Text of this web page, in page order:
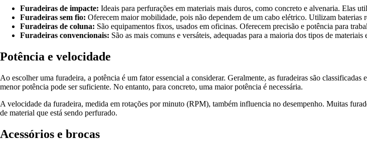
Furadeiras de impacte: Ideais para perfurações em materiais mais duros, como concreto e alvenaria. Elas
Furadeiras sem fio: Oferecem maior mobilidade, pois não dependem de um cabo elétrico. Utilizam baterias
Furadeiras de coluna: São equipamentos fixos, usados em oficinas. Oferecem precisão e potência para
Furadeiras convencionais: São as mais comuns e versáteis, adequadas para a maioria dos tipos de materiais
Potência e velocidade
Ao escolher uma furadeira, a potência é um fator essencial a considerar. Geralmente, as furadeiras são
menor potência pode ser suficiente. No entanto, para concreto, uma maior potência é necessária.
A velocidade da furadeira, medida em rotações por minuto (RPM), também influencia no desempenho. Muitas
de material que está sendo perfurado.
Acessórios e brocas